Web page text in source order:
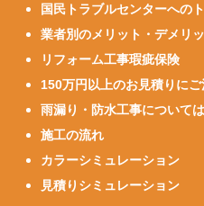
国民トラブルセンターへの
業者別のメリット・デメリ
リフォーム工事瑕疵保険
150万円以上のお見積りに
雨漏り・防水工事について
施工の流れ
カラーシミュレーション
見積りシミュレーション